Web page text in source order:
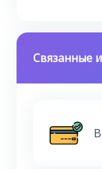
Связанные